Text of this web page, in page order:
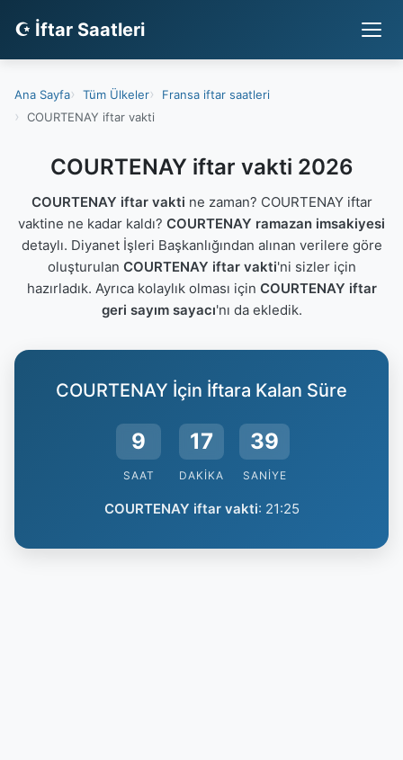
☪ İftar Saatleri
Ana Sayfa Tüm Ülkeler
Fransa iftar saatleri
COURTENAY iftar vakti
COURTENAY iftar vakti 2026
COURTENAY iftar vakti ne zaman? COURTENAY iftar
vaktine ne kadar kaldı? COURTENAY ramazan imsakiyesi
detaylı. Diyanet İşleri Başkanlığından alınan verilere göre
oluşturulan COURTENAY iftar vakti'ni sizler için
hazırladık. Ayrıca kolaylık olması için COURTENAY iftar
geri sayım sayacı'nı da ekledik.
COURTENAY İçin İftara Kalan Süre
9
SAAT
17
DAKIKA
38
SANIYE
COURTENAY iftar vakti: 21:25